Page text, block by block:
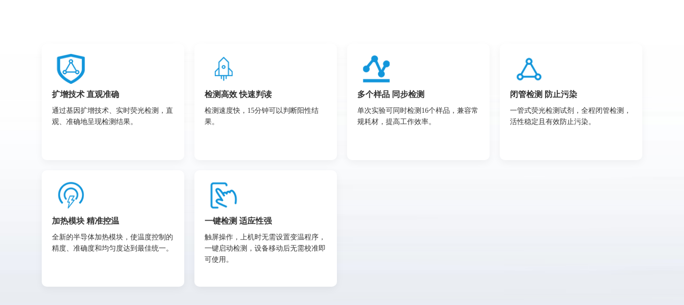
扩增技术 直观准确
通过基因扩增技术、实时荧光检测，直
观、准确地呈现检测结果。
检测高效 快速判读
检测速度快，15分钟可以判断阳性结
果。
多个样品 同步检测
单次实验可同时检测16个样品，兼容常
规耗材，提高工作效率。
闭管检测 防止污染
一管式荧光检测试剂，全程闭管检测，
活性稳定且有效防止污染。
加热模块 精准控温
全新的半导体加热模块，使温度控制的
精度、准确度和均匀度达到最佳统一。
一键检测 适应性强
触屏操作，上机时无需设置变温程序，
一键启动检测，设备移动后无需校准即
可使用。